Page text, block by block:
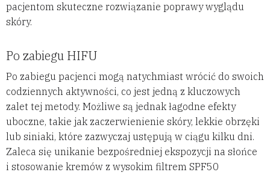
pacjentom skuteczne rozwiązanie poprawy wyglądu
skóry.
Po zabiegu HIFU
Po zabiegu pacjenci mogą natychmiast wrócić do swoich
codziennych aktywności, co jest jedną z kluczowych
zalet tej metody. Możliwe są jednak łagodne efekty
uboczne, takie jak zaczerwienienie skóry, lekkie obrzęki
lub siniaki, które zazwyczaj ustępują w ciągu kilku dni.
Zaleca się unikanie bezpośredniej ekspozycji na słońce
i stosowanie kremów z wysokim filtrem SPF50